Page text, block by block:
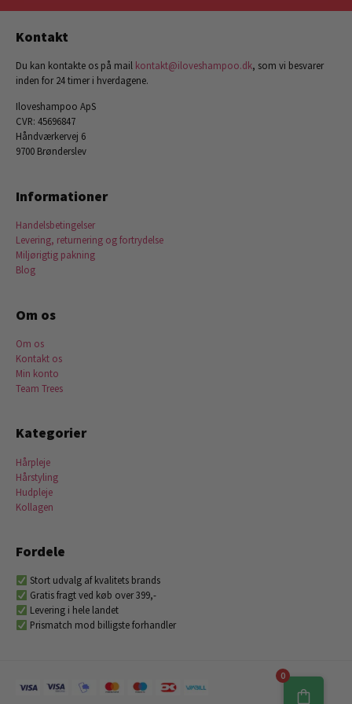
Kontakt
Du kan kontakte os på mail kontakt@iloveshampoo.dk, som vi besvarer
inden for 24 timer i hverdagene.
Iloveshampoo ApS
CVR: 45696847
Håndværkervej 6
9700 Brønderslev
Informationer
Handelsbetingelser
Levering, returnering og fortrydelse
Miljørigtig pakning
Blog
Om os
Om os
Kontakt os
Min konto
Team Trees
Kategorier
Hårpleje
Hårstyling
Hudpleje
Kollagen
Fordele
Stort udvalg af kvalitets brands
Gratis fragt ved køb over 399,-
Levering i hele landet
Prismatch mod billigste forhandler
0